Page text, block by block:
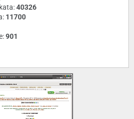
40326
11700
901